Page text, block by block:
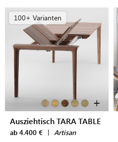
100+ Varianten
+
Ausziehtisch TARA TABLE
ab 4.400 € | Artisan